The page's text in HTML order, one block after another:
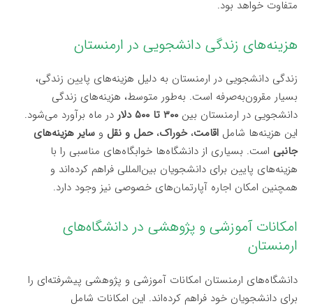
متفاوت خواهد بود.
هزینه‌های زندگی دانشجویی در ارمنستان
زندگی دانشجویی در ارمنستان به دلیل هزینه‌های پایین زندگی،
بسیار مقرون‌به‌صرفه است. به‌طور متوسط، هزینه‌های زندگی
دانشجویی در ارمنستان بین۳۰۰ تا ۵۰۰ دلار
در ماه برآورد می‌شود.
این هزینه‌ها شاملاقامت،خوراک،حمل و نقل وسایر هزینه‌های
جانبی است. بسیاری از دانشگاه‌ها خوابگاه‌های مناسبی را با
هزینه‌های پایین برای دانشجویان بین‌المللی فراهم کرده‌اند و
همچنین امکان اجاره آپارتمان‌های خصوصی نیز وجود دارد.
امکانات آموزشی و پژوهشی در دانشگاه‌های
ارمنستان
دانشگاه‌های ارمنستان امکانات آموزشی و پژوهشی پیشرفته‌ای را
برای دانشجویان خود فراهم کرده‌اند. این امکانات شامل